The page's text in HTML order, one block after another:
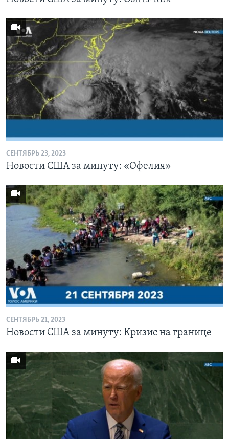
СЕНТЯБРЬ 23, 2023
Новости США за минуту: «Офелия»
СЕНТЯБРЬ 21, 2023
Новости США за минуту: Кризис на границе